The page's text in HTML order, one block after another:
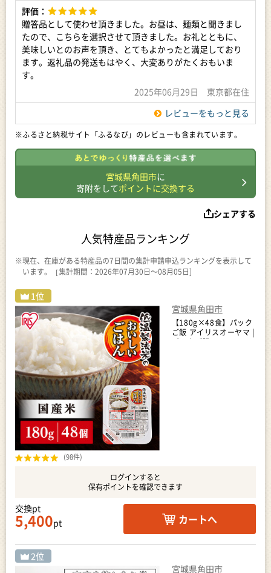
評価：
贈答品として使わせ頂きました。お昼は、麺類と聞きまし
たので、こちらを選択させて頂きました。お礼とともに、
美味しいとのお声を頂き、とてもよかったと満足しており
ます。返礼品の発送もはやく、大変ありがたくおもいま
す。
2025年06月29日 東京都在住
レビューをもっと見る
※ふるさと納税サイト「ふるなび」のレビューも含まれています。
宮城県角田市に
寄附をしてポイントに交換する
シェアする
人気特産品ランキング
※現在、在庫がある特産品の7日間の集計申請申込ランキングを表示して
います。［集計期間：2026年07月30日～08月05日]
(98件)
宮城県角田市
【180g×48食】パック
ご飯 アイリスオーヤマ |
パックご飯
ログインすると
保有ポイントを確認できます
交換pt
5,400pt カートへ
宮城県角田市